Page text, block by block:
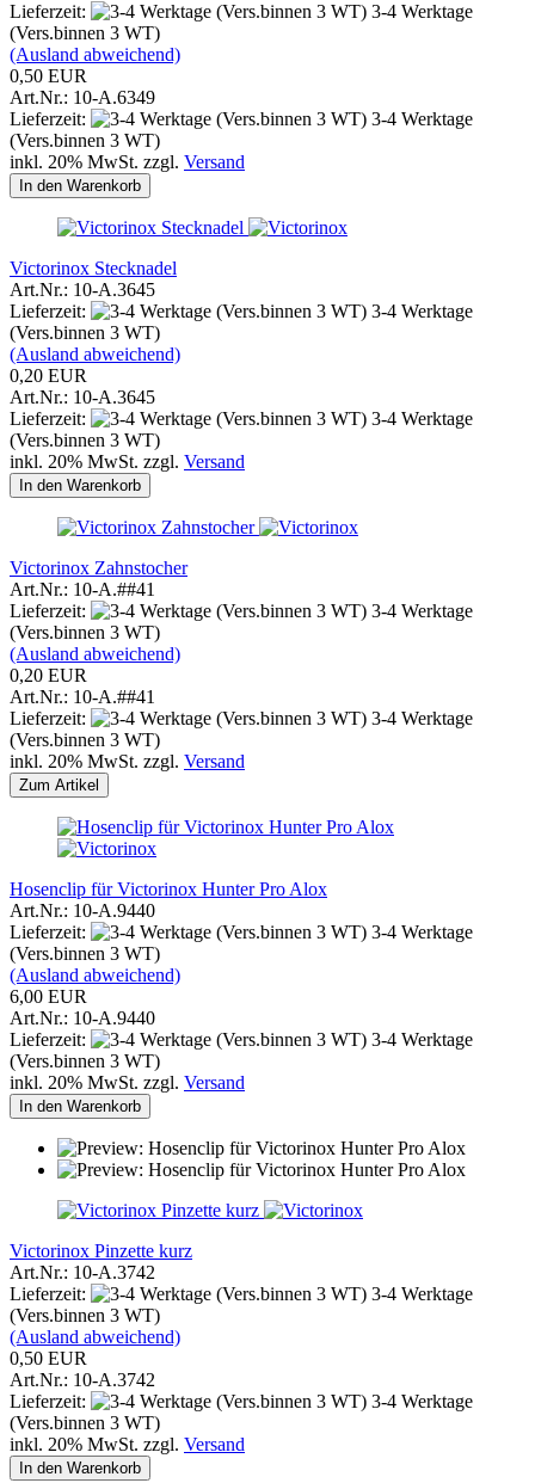
Lieferzeit:
3-4 Werktage
(Vers.binnen 3 WT)
(Ausland abweichend)
0,50 EUR
Art.Nr.: 10-A.6349
Lieferzeit:
3-4 Werktage
(Vers.binnen 3 WT)
inkl. 20% MwSt. zzgl. Versand
In den Warenkorb
Victorinox Stecknadel
Art.Nr.: 10-A.3645
Lieferzeit:
3-4 Werktage
(Vers.binnen 3 WT)
(Ausland abweichend)
0,20 EUR
Art.Nr.: 10-A.3645
Lieferzeit:
3-4 Werktage
(Vers.binnen 3 WT)
inkl. 20% MwSt. zzgl. Versand
In den Warenkorb
Victorinox Zahnstocher
Art.Nr.: 10-A.##41
Lieferzeit:
3-4 Werktage
(Vers.binnen 3 WT)
(Ausland abweichend)
0,20 EUR
Art.Nr.: 10-A.##41
Lieferzeit:
3-4 Werktage
(Vers.binnen 3 WT)
inkl. 20% MwSt. zzgl. Versand
Zum Artikel
Hosenclip für Victorinox Hunter Pro Alox
Art.Nr.: 10-A.9440
Lieferzeit:
3-4 Werktage
(Vers.binnen 3 WT)
(Ausland abweichend)
6,00 EUR
Art.Nr.: 10-A.9440
Lieferzeit:
3-4 Werktage
(Vers.binnen 3 WT)
inkl. 20% MwSt. zzgl. Versand
In den Warenkorb
Victorinox Pinzette kurz
Art.Nr.: 10-A.3742
Lieferzeit:
3-4 Werktage
(Vers.binnen 3 WT)
(Ausland abweichend)
0,50 EUR
Art.Nr.: 10-A.3742
Lieferzeit:
3-4 Werktage
(Vers.binnen 3 WT)
inkl. 20% MwSt. zzgl. Versand
In den Warenkorb